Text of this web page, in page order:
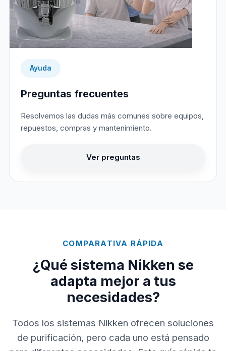
Ayuda
Preguntas frecuentes
Resolvemos las dudas más comunes sobre equipos,
repuestos, compras y mantenimiento.
Ver preguntas
COMPARATIVA RÁPIDA
¿Qué sistema Nikken se
adapta mejor a tus
necesidades?
Todos los sistemas Nikken ofrecen soluciones
de purificación, pero cada uno está pensado